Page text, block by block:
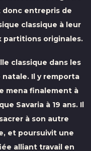
donc entrepris de
classique à leur
partitions originales.
classique dans les
Il y remporta
mena finalement à
Savaria à 19 ans. Il
à son autre
et poursuivit une
alliant travail en